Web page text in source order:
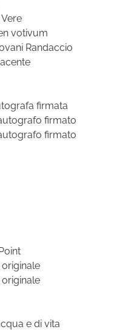
votivum
Randaccio
firmata
firmato
firmato
e di vita